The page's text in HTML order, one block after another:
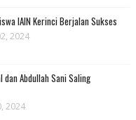
IAIN Kerinci Berjalan Sukses
2024
Abdullah Sani Saling
2024